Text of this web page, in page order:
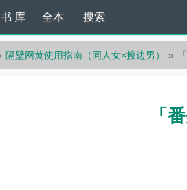
书 库 全本 搜索
隔壁网黄使用指南（同人女×擦边男）
「